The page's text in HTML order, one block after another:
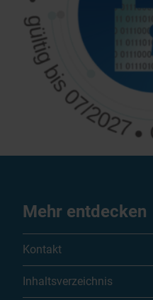
Mehr entdecken
Kontakt
Inhaltsverzeichnis